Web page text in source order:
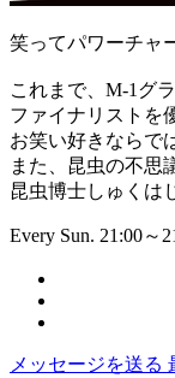
笑ってパワーチャ
これまで、M-1グ
ファイナリストを
お笑い好きならで
また、昆虫の不思
昆虫博士しゅくは
Every Sun. 21:00～
メッセージを送る